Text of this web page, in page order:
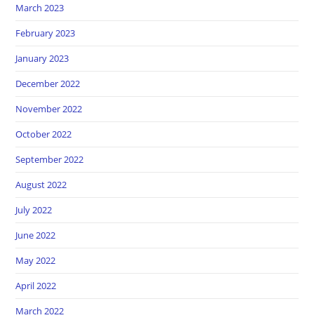
March 2023
February 2023
January 2023
December 2022
November 2022
October 2022
September 2022
August 2022
July 2022
June 2022
May 2022
April 2022
March 2022